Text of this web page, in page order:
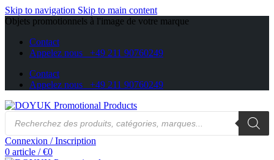
Skip to navigation Skip to main content
Objets promotionnels à l'image de votre marque
Contact
Appelez nous +49 211 90760249
Contact
Appelez nous +49 211 90760249
Recherche
produits
Connexion / Inscription
0 article / €0